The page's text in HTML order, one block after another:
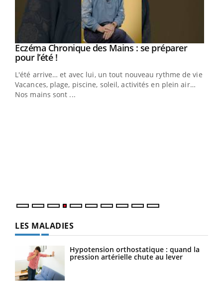
Youtube
Eczéma Chronique des Mains : se préparer
pour l’été !Youtube
L'été arrive… et avec lui, un tout nouveau rythme de vie !
Vacances, plage, piscine, soleil, activités en plein air…
Nos mains sont ...
LES MALADIES
Hypotension orthostatique : quand la
pression artérielle chute au lever